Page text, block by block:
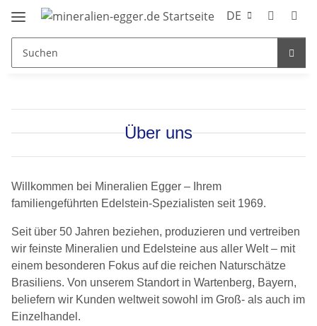
DE
Über uns
Willkommen bei Mineralien Egger – Ihrem
familiengeführten Edelstein-Spezialisten seit 1969.
Seit über 50 Jahren beziehen, produzieren und vertreiben
wir feinste Mineralien und Edelsteine aus aller Welt – mit
einem besonderen Fokus auf die reichen Naturschätze
Brasiliens. Von unserem Standort in Wartenberg, Bayern,
beliefern wir Kunden weltweit sowohl im Groß- als auch im
Einzelhandel.